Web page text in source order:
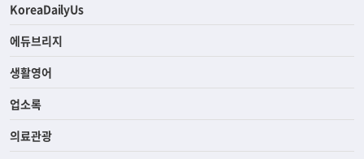
KoreaDailyUs
에듀브리지
생활영어
업소록
의료관광